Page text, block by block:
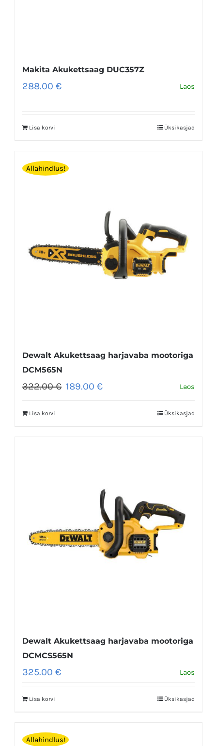
Makita Akukettsaag DUC357Z
288.00 € Laos
Lisa korvi Üksikasjad
Allahindlus!
Dewalt Akukettsaag harjavaba mootoriga
DCM565N
322.00€ Algne
189.00 €Praegune
Laos
Lisa korvi Üksikasjad
Dewalt Akukettsaag harjavaba mootoriga
DCMCS565N
325.00 € Laos
Lisa korvi Üksikasjad
Allahindlus!